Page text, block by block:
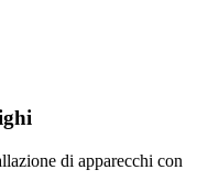
di apparecchi con